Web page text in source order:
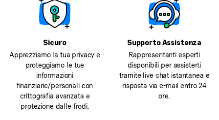
Sicuro
Apprezziamo la tua privacy e
proteggiamo le tue
informazioni
finanziarie/personali con
crittografia avanzata e
protezione dalle frodi.
Supporto Assistenza
Rappresentanti esperti
disponibili per assisterti
tramite live chat istantanea e
risposta via e-mail entro 24
ore.